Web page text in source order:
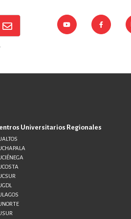
Universitarios Regionales